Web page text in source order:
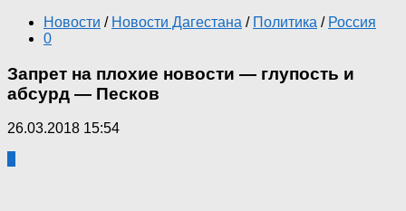
Новости / Новости Дагестана / Политика / Россия
0
Запрет на плохие новости — глупость и
абсурд — Песков
26.03.2018 15:54